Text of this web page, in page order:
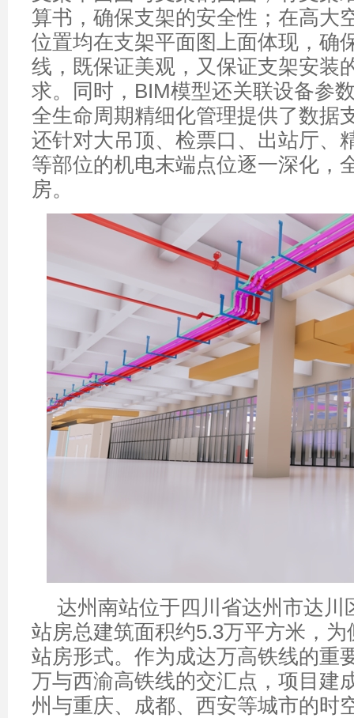
算书，确保支架的安全性；在高大
位置均在支架平面图上面体现，确
线，既保证美观，又保证支架安装
求。同时，BIM模型还关联设备参
全生命周期精细化管理提供了数据
还针对大吊顶、检票口、出站厅、
等部位的机电末端点位逐一深化，
房。
达州南站位于四川省达州市达川
站房总建筑面积约5.3万平方米，
站房形式。作为成达万高铁线的重
万与西渝高铁线的交汇点，项目建
州与重庆、成都、西安等城市的时